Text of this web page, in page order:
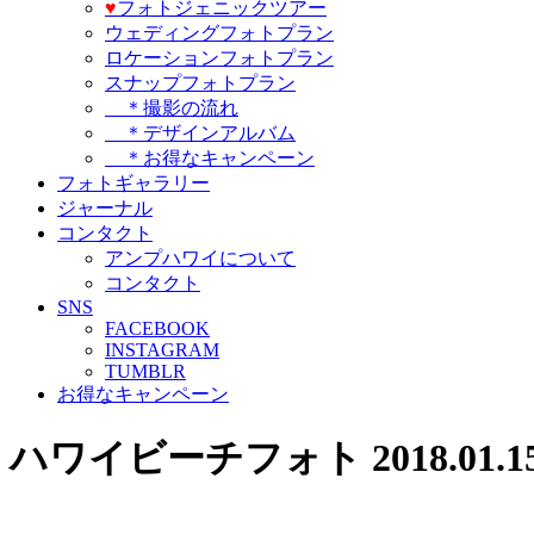
♥️フォトジェニックツアー
ウェディングフォトプラン
ロケーションフォトプラン
スナップフォトプラン
＊撮影の流れ
＊デザインアルバム
＊お得なキャンペーン
フォトギャラリー
ジャーナル
コンタクト
アンプハワイについて
コンタクト
SNS
FACEBOOK
INSTAGRAM
TUMBLR
お得なキャンペーン
ハワイビーチフォト